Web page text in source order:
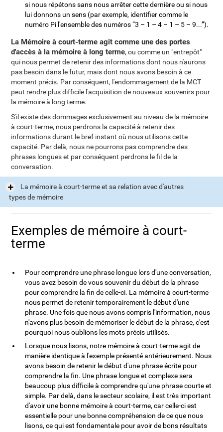
si nous répétons sans nous arrêter cette dernière ou si nous
lui donnons un sens (par exemple, identifier comme le
numéro Pi l'ensemble des numéros “3 – 1 – 4 – 1 – 5 – 9...”).
La Mémoire à court-terme agit comme une des portes
d'accès à la mémoire à long terme, ou comme un "entrepôt"
qui nous permet de retenir des informations dont nous n'aurons
pas besoin dans le futur, mais dont nous avons besoin à ce
moment précis. Par conséquent, l'endommagement de la MCT
peut rendre plus difficile l'acquisition de nouveaux souvenirs pour
la mémoire à long terme.
S'il existe des dommages exclusivement au niveau de la mémoire
à court-terme, nous perdrons la capacité à retenir des
informations durant le bref instant où nous utilisons cette
capacité. Par delà, nous ne pourrons pas comprendre des
phrases longues et par conséquent perdrons le fil de la
conversation.
La mémoire à court-terme et sa relation avec d'autres
types de mémoire
Exemples de mémoire à court-
terme
Pour comprendre une phrase longue lors d'une conversation,
vous avez besoin de vous souvenir du début de la phrase
pour comprendre la fin de celle-ci. La mémoire à court-terme
nous permet de retenir temporairement le début d'une
phrase. Une fois que nous avons compris l'information, nous
n'avons plus besoin de mémoriser le début de la phrase, c'est
pourquoi nous oublions les mots précis utilisés.
Lorsque nous lisons, notre mémoire à court-terme agit de
manière identique à l'exemple présenté antérieurement. Nous
avons besoin de retenir le début d'une phrase écrite pour
comprendre la fin. Une phrase longue et complexe sera
beaucoup plus difficile à comprendre qu'une phrase courte et
simple. Par delà, dans le secteur scolaire, il est très important
d'avoir une bonne mémoire à court-terme, car celle-ci est
essentielle pour une bonne compréhension de ce que nous
lisons, ce qui est fondamentale pour avoir de bons résultats